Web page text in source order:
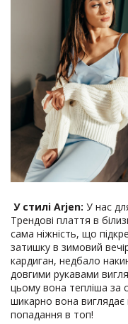
У стилі Arjen: У нас
Трендові плаття в
сама ніжність, що
затишку в зимовий
кардиган, недбало
довгими рукавами
цьому вона тепліша за
шикарно вона
попадання в топ!